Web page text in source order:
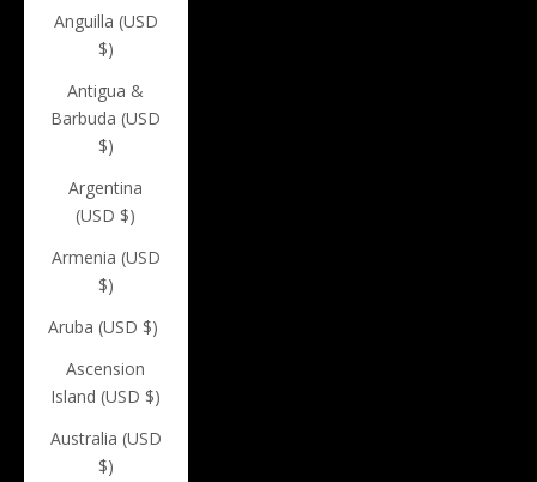
Anguilla (USD
$)
Antigua &
Barbuda (USD
$)
Argentina
(USD $)
Armenia (USD
$)
Aruba (USD $)
Ascension
Island (USD $)
Australia (USD
$)